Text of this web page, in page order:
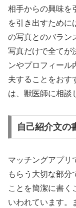
相手からの興味を
を引き出すために
の写真とのバラン
写真だけで全てが
ンやプロフィール
夫することをおす
は、獣医師に相談
自己紹介文の
マッチングアプリ
もらう大切な部分
ことを簡潔に書く
いわれています。